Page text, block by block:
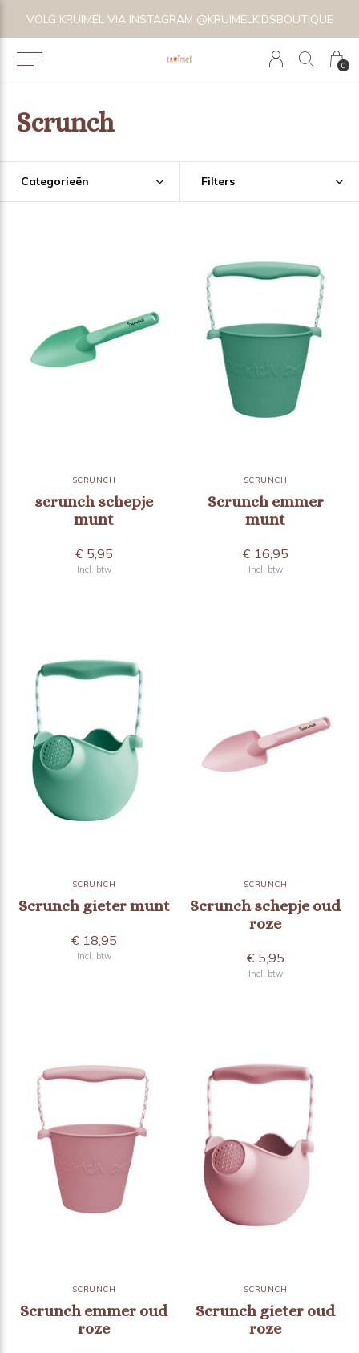
0
VOLG KRUIMEL VIA INSTAGRAM @KRUIMELKIDSBOUTIQUE
Scrunch
Categorieën Filters
SCRUNCH
scrunch schepje
munt
€ 5,95
Incl. btw
SCRUNCH
Scrunch emmer
munt
€ 16,95
Incl. btw
SCRUNCH
Scrunch gieter munt
€ 18,95
Incl. btw
SCRUNCH
Scrunch schepje oud
roze
€ 5,95
Incl. btw
SCRUNCH
Scrunch emmer oud
roze
SCRUNCH
Scrunch gieter oud
roze